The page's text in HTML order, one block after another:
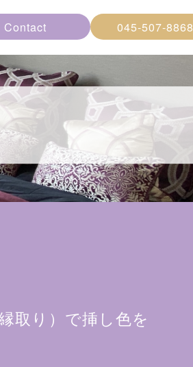
Contact 045-507-8868
取り）で挿し色を